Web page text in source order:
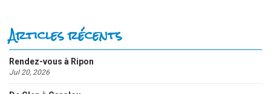
Articles récents
Rendez-vous à Ripon
Jul 20, 2026